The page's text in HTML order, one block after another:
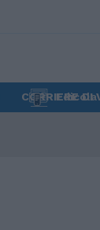
CORRIERE DI